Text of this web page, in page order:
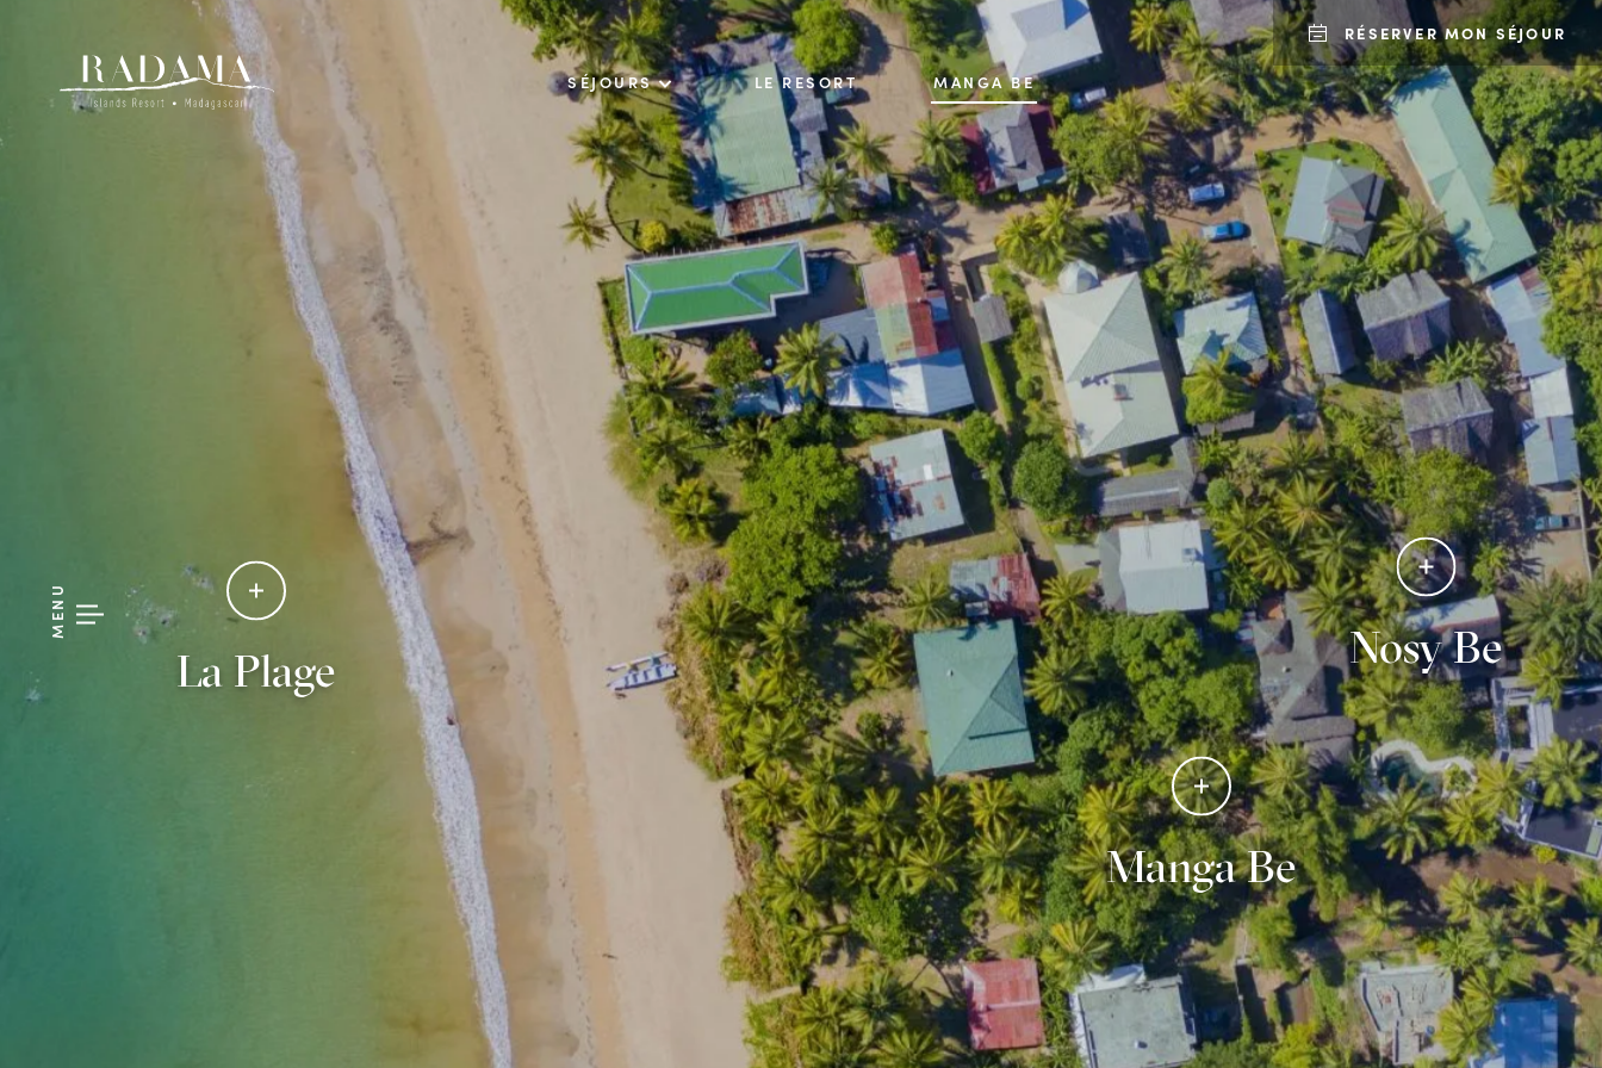
SÉJOURS LE RESORT MANGA BE
RÉSERVER MON SÉJOUR
MENU
La Plage
Manga Be
Nosy Be